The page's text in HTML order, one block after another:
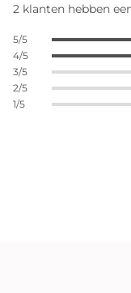
2 klanten hebben
5/5
4/5
3/5
2/5
1/5